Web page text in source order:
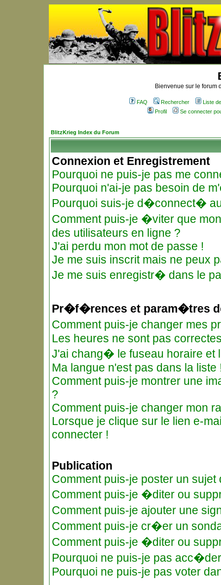
Bienvenue sur le forum
FAQ Rechercher
Liste
Profil
Se connecter
BlitzKrieg Index du Forum
Connexion et Enregistrement
Pourquoi ne puis-je pas me
Pourquoi n'ai-je pas besoin de
Pourquoi suis-je d�connect�
Comment puis-je �viter que
des utilisateurs en ligne ?
J'ai perdu mon mot de passe !
Je me suis inscrit mais ne peux
Je me suis enregistr� dans le
Pr�f�rences et param�tres
Comment puis-je changer mes
Les heures ne sont pas
J'ai chang� le fuseau horaire et
Ma langue n'est pas dans la liste
Comment puis-je montrer une
?
Comment puis-je changer mon
Lorsque je clique sur le lien e-
connecter !
Publication
Comment puis-je poster un sujet
Comment puis-je �diter ou
Comment puis-je ajouter une
Comment puis-je cr�er un
Comment puis-je �diter ou
Pourquoi ne puis-je pas
Pourquoi ne puis-je pas voter